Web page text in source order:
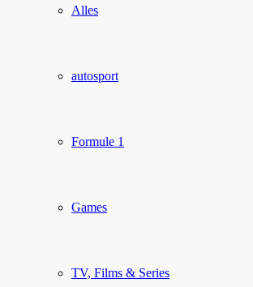
Alles
autosport
Formule 1
Games
TV, Films & Series